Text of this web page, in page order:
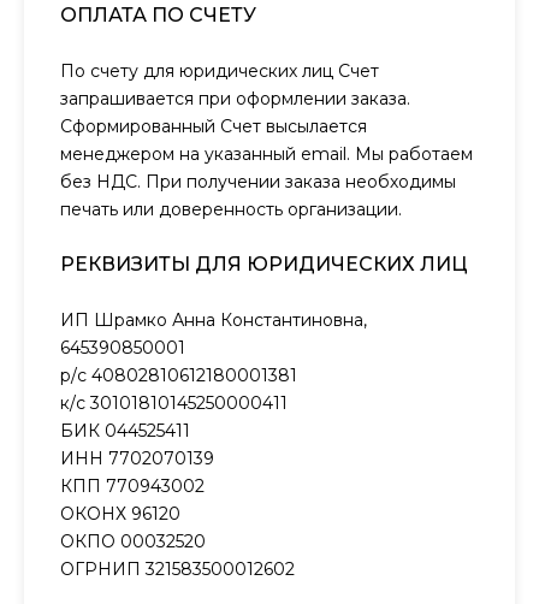
ОПЛАТА ПО СЧЕТУ
По счету для юридических лиц Счет
запрашивается при оформлении заказа.
Сформированный Счет высылается
менеджером на указанный email. Мы работаем
без НДС. При получении заказа необходимы
печать или доверенность организации.
РЕКВИЗИТЫ ДЛЯ ЮРИДИЧЕСКИХ ЛИЦ
ИП Шрамко Анна Константиновна,
645390850001
р/с 40802810612180001381
к/с 30101810145250000411
БИК 044525411
ИНН 7702070139
КПП 770943002
ОКОНХ 96120
ОКПО 00032520
ОГРНИП 321583500012602